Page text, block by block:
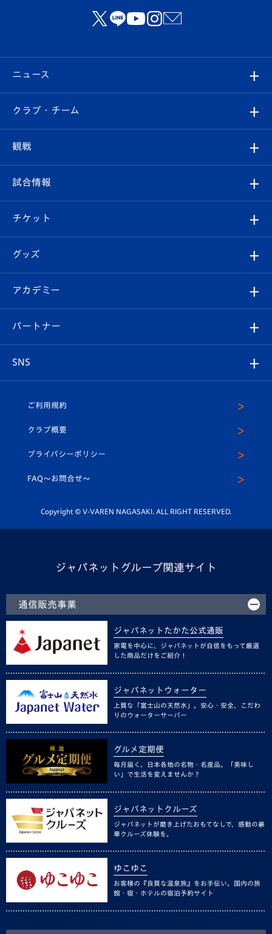
ニュース
すべて
クラブ
試合情報
チケット
イベント
メディア
ホームタウン
クラブ・チーム
クラブ概要
エンブレム紹介
スタッフプロフィール
マスコット紹介
平和祈念活動
ホームタウン活動
観戦
観戦ルール
はじめての観戦ガイド
Revive Team
ヴィヴィくんの長崎おもてなしガイド
試合情報
試合日程/結果
フォトギャラリー
スタジアムグルメ
チケット
チケット
V-LOVERS（ファンクラブ）
プレイヤーズスイート
グッズ
オンラインショップ
店舗情報
アカデミー
育成からのお知らせ
U-18
スクール
パートナー
SNS
ヴィヴィくんインスタグラム
公式LINE＠
ご利用規約
クラブ概要
プライバシーポリシー
FAQ〜お問合せ〜
Copyright © V-VAREN NAGASAKI. ALL RIGHT RESERVED.
ジャパネットグループ関連サイト
通信販売事業
ジャパネットたかた公式通販
家電を中心に、ジャパネットが自信をもって厳選
した商品だけをご紹介！
ジャパネットウォーター
上質な「富士山の天然水」。安心・安全、こだわ
りのウォーターサーバー
グルメ定期便
毎月届く、日本各地の名物・名産品。「美味し
い」で生活を変えませんか？
ジャパネットクルーズ
ジャパネットが磨き上げたおもてなしで、感動の豪
華クルーズ体験を。
ゆこゆこ
お客様の『良質な温泉旅』をお手伝い。国内の旅
館・宿・ホテルの宿泊予約サイト